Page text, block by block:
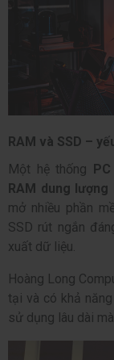
RAM và SSD –
Một hệ thống
RAM dung lượng
mở nhiều phần
SSD rút ngắn
xuất dữ liệu.
Hoàng Long
tại và có khả
sử dụng lâu dài